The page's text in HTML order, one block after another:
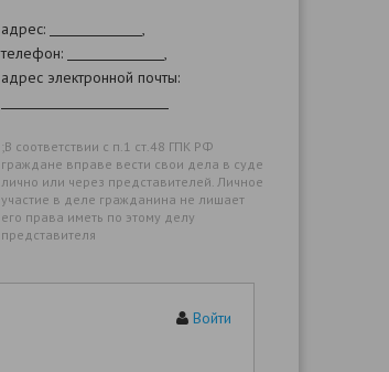
адрес:
,
телефон:
,
адрес электронной почты:
;В соответствии с п.1 ст.48 ГПК РФ
граждане вправе вести свои дела в суде
лично или через представителей. Личное
участие в деле гражданина не лишает
его права иметь по этому делу
представителя
государственная пошлина:
Войти